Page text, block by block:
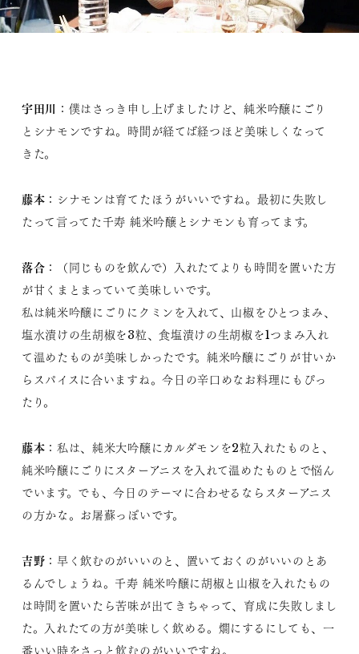
宇田川 ：僕はさっき申し上げましたけど、純米吟醸にごり
とシナモンですね。時間が経てば経つほど美味しくなって
きた。
藤本 ：シナモンは育てたほうがいいですね。最初に失敗し
たって言ってた千寿 純米吟醸とシナモンも育ってます。
落合 ：（同じものを飲んで）入れたてよりも時間を置いた方
が甘くまとまっていて美味しいです。
私は純米吟醸にごりにクミンを入れて、山椒をひとつまみ、
塩水漬けの生胡椒を3粒、食塩漬けの生胡椒を1つまみ入れ
て温めたものが美味しかったです。純米吟醸にごりが甘いか
らスパイスに合いますね。今日の辛口めなお料理にもぴっ
たり。
藤本 ：私は、純米大吟醸にカルダモンを2粒入れたものと、
純米吟醸にごりにスターアニスを入れて温めたものとで悩ん
でいます。でも、今日のテーマに合わせるならスターアニス
の方かな。お屠蘇っぽいです。
吉野 ：早く飲むのがいいのと、置いておくのがいいのとあ
るんでしょうね。千寿 純米吟醸に胡椒と山椒を入れたもの
は時間を置いたら苦味が出てきちゃって、育成に失敗しまし
た。入れたての方が美味しく飲める。燗にするにしても、一
番いい時をさっと飲むのがいいですね。